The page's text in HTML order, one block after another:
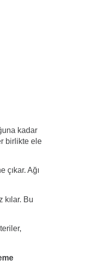
kadar
birlikte ele
çıkar. Ağı
kılar. Bu